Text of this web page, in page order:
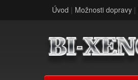
Úvod | Možnosti dopravy |